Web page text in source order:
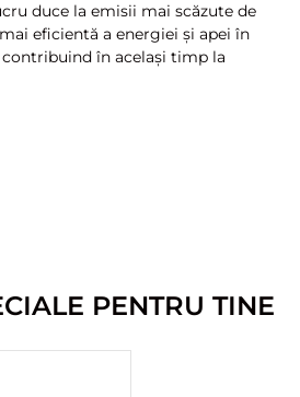
duce la emisii mai scăzute de
eficientă a energiei și apei în
în același timp la
PENTRU TINE